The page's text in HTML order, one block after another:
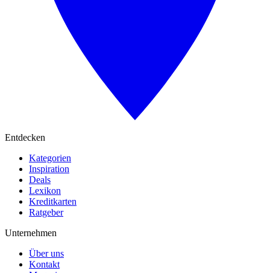
Entdecken
Kategorien
Inspiration
Deals
Lexikon
Kreditkarten
Ratgeber
Unternehmen
Über uns
Kontakt